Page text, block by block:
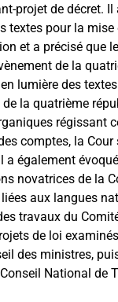
projet de décret. Il
textes pour la
et a précisé que
de la
lumière des
la quatrième
régissant
comptes, la Cour
a également
novatrices de la
aux langues
travaux du
de loi
des ministres,
National de